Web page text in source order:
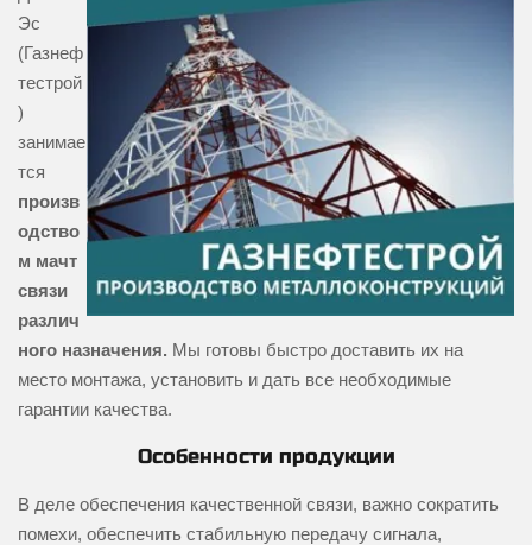
Эс
(Газнеф
тестрой
)
занимае
тся
произв
одство
м мачт
связи
различ
ного назначения. Мы готовы быстро доставить их на
место монтажа, установить и дать все необходимые
гарантии качества.
Особенности продукции
В деле обеспечения качественной связи, важно сократить
помехи, обеспечить стабильную передачу сигнала,